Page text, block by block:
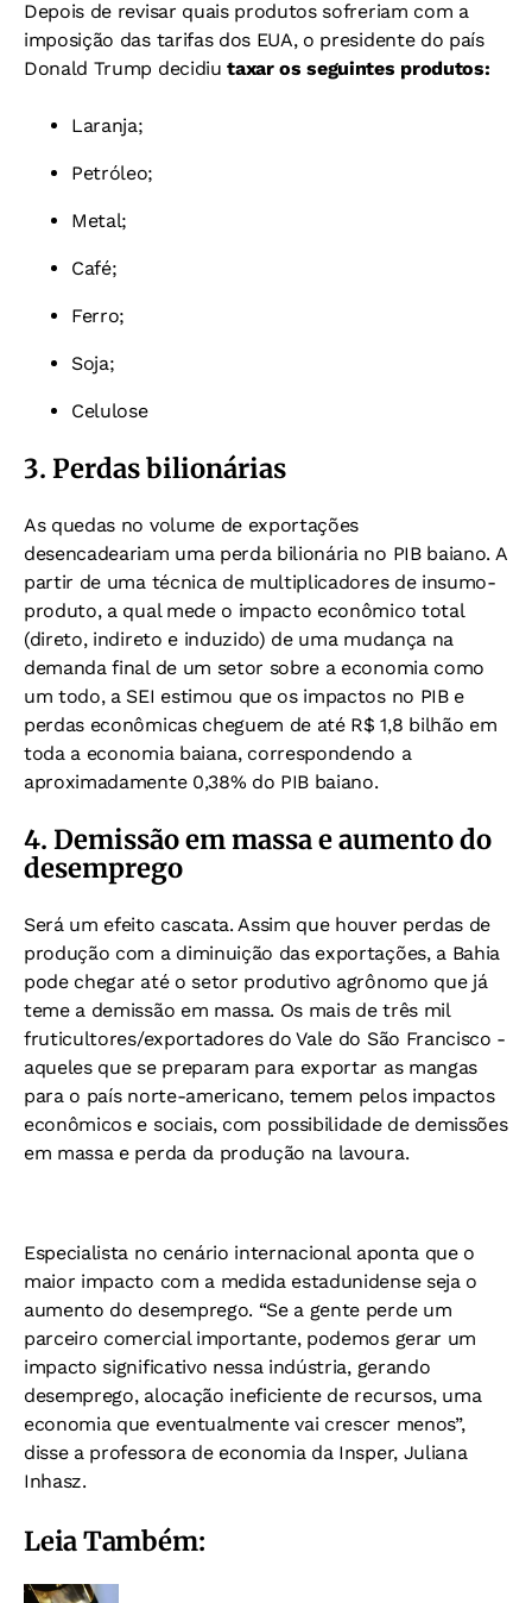
Depois de revisar quais produtos sofreriam com a
imposição das tarifas dos EUA, o presidente do país
Donald Trump decidiutaxar os seguintes produtos:
Laranja;
Petróleo;
Metal;
Café;
Ferro;
Soja;
Celulose
3. Perdas bilionárias
As quedas no volume de exportações
desencadeariam uma perda bilionária no PIB baiano. A
partir de uma técnica de multiplicadores de insumo-
produto, a qual mede o impacto econômico total
(direto, indireto e induzido) de uma mudança na
demanda final de um setor sobre a economia como
um todo, a SEI estimou que os impactos no PIB e
perdas econômicas cheguem de até R$ 1,8 bilhão em
toda a economia baiana, correspondendo a
aproximadamente 0,38% do PIB baiano.
4. Demissão em massa e aumento do
desemprego
Será um efeito cascata. Assim que houver perdas de
produção com a diminuição das exportações, a Bahia
pode chegar até o setor produtivo agrônomo que já
teme a demissão em massa. Os mais de três mil
fruticultores/exportadores do Vale do São Francisco -
aqueles que se preparam para exportar as mangas
para o país norte-americano, temem pelos impactos
econômicos e sociais, com possibilidade de demissões
em massa e perda da produção na lavoura.
Especialista no cenário internacional aponta que o
maior impacto com a medida estadunidense seja o
aumento do desemprego. “Se a gente perde um
parceiro comercial importante, podemos gerar um
impacto significativo nessa indústria, gerando
desemprego, alocação ineficiente de recursos, uma
economia que eventualmente vai crescer menos”,
disse a professora de economia da Insper, Juliana
Inhasz.
Leia Também: